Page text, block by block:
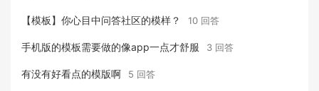
【模板】你心目中问答社区的模样？ 10 回答
手机版的模板需要做的像app一点才舒服 3 回答
有没有好看点的模版啊 5 回答